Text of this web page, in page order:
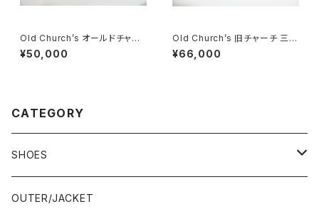
Old Church’s オールドチャー
チ 四都市 ドクターシューズ 8.5
F
¥50,000
Old Church’s 旧チャーチ 三都
市 Chetwynd 85D
¥66,000
CATEGORY
SHOES
21.5-22.0 cm
OUTER/JACKET